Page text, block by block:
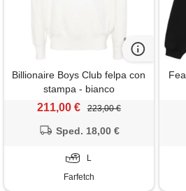
Billionaire Boys Club felpa con
stampa - bianco
211,00 € 223,00 €
Sped. 18,00 €
L
Farfetch